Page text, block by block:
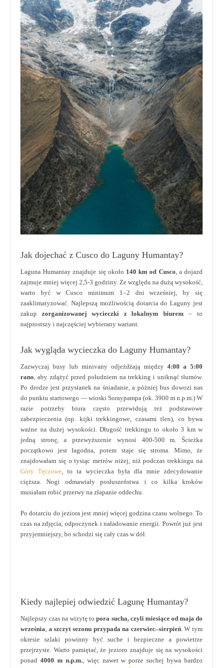
Jak dojechać z Cusco do Laguny Humantay?
Laguna Humantay znajduje się około 140 km od Cusco, a dojazd
zajmuje mniej więcej 2,5-3 godziny. Ze względu na dużą wysokość,
warto być w Cusco minimum 1–2 dni wcześniej, by się
zaaklimatyzować. Najlepszą możliwością dotarcia do Laguny jest
zakup zorganizowanej wycieczki z lokalnym biurem – to
najprostszy i najczęściej wybierany wariant.
Jak wygląda wycieczka do Laguny Humantay?
Zazwyczaj busy lub minivany odjeżdżają między 4:00 a 5:00
rano, aby zdążyć przed południem na trekking i uniknąć tłumów.
Po drodze jest przystanek na śniadanie, a później bus dowozi nas
do punktu startowego — wioski Soraypampa (ok. 3900 m n.p.m.) W
razie potrzeby biura często przewidują też podstawowe
zabezpieczenia (np. kijki trekkingowe, czasami tlen), co bywa
ważne na dużej wysokości. Długość trekkingu to około 3 km w
jedną stronę, a przewyższenie wynosi 400-500 m. Ścieżka
początkowo jest łagodna, potem staje się stroma. Mimo, że
znajdowałam się o tysiąc metrów niżej, niż podczas trekkingu na
Góry Tęczowe, to ta wycieczka była dla mnie zdecydowanie
cięższa. Nogi odmawiały posłuszeństwa i co kilka kroków
musiałam robić przerwy na złapanie oddechu.
Po dotarciu do jeziora jest mniej więcej godzina czasu wolnego. To
czas na zdjęcia, odpoczynek i naładowanie energii. Powrót już jest
przyjemniejszy, bo schodzi się cały czas w dół.
Kiedy najlepiej odwiedzić Lagunę Humantay?
Najlepszy czas na wizytę topora sucha, czyli miesiące od maja do
września, a szczyt sezonu przypada na czerwiec–sierpień. W tym
okresie szlaki powinny być suche i bezpieczne a powietrze
przejrzyste. Warto pamiętać, że jezioro znajduje się na wysokości
ponad 4000 m n.p.m., więc nawet w porze suchej bywa bardzo